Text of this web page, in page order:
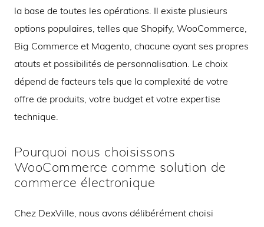
la base de toutes les opérations. Il existe plusieurs
options populaires, telles que Shopify, WooCommerce,
Big Commerce et Magento, chacune ayant ses propres
atouts et possibilités de personnalisation. Le choix
dépend de facteurs tels que la complexité de votre
offre de produits, votre budget et votre expertise
technique.
Pourquoi nous choisissons
WooCommerce comme solution de
commerce électronique
Chez DexVille, nous avons délibérément choisi